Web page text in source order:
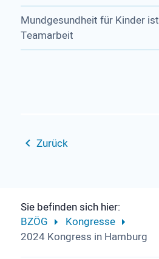
Mundgesundheit für Kinder ist
Teamarbeit
Zurück
Sie befinden sich hier:
BZÖG
Kongresse
2024 Kongress in Hamburg